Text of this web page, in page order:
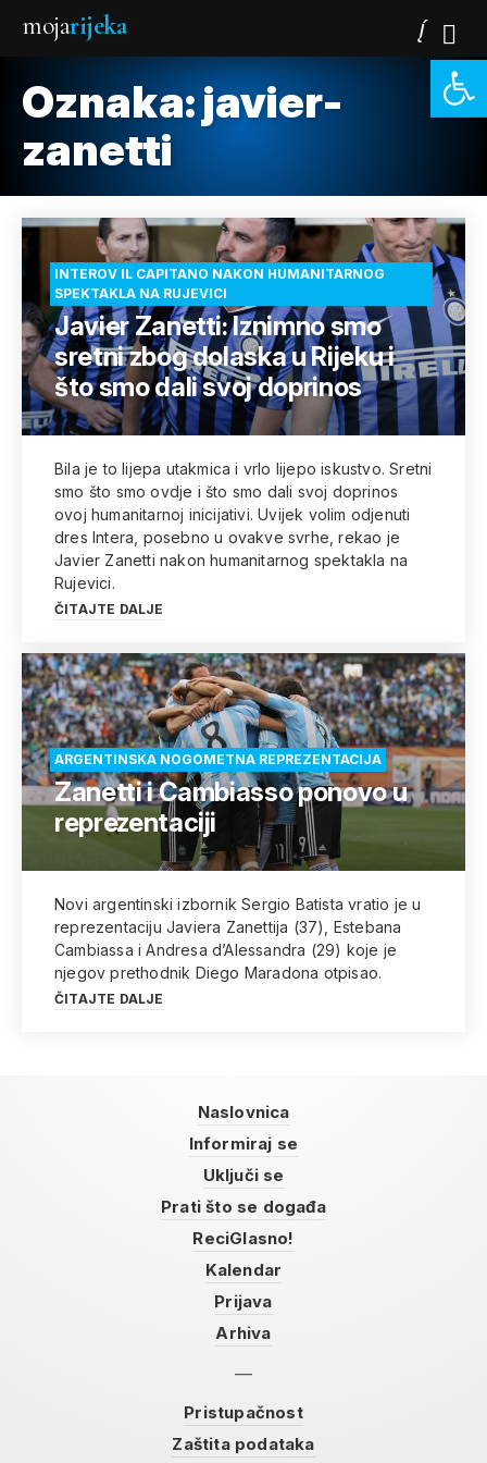
mojarijeka
Oznaka:javier-
zanetti
INTEROV IL CAPITANO NAKON HUMANITARNOG
SPEKTAKLA NA RUJEVICI
Javier Zanetti: Iznimno smo
sretni zbog dolaska u Rijeku i
što smo dali svoj doprinos
Bila je to lijepa utakmica i vrlo lijepo iskustvo. Sretni
smo što smo ovdje i što smo dali svoj doprinos
ovoj humanitarnoj inicijativi. Uvijek volim odjenuti
dres Intera, posebno u ovakve svrhe, rekao je
Javier Zanetti nakon humanitarnog spektakla na
Rujevici.
ČITAJTE DALJE
ARGENTINSKA NOGOMETNA REPREZENTACIJA
Zanetti i Cambiasso ponovo u
reprezentaciji
Novi argentinski izbornik Sergio Batista vratio je u
reprezentaciju Javiera Zanettija (37), Estebana
Cambiassa i Andresa d’Alessandra (29) koje je
njegov prethodnik Diego Maradona otpisao.
ČITAJTE DALJE
Naslovnica
Informiraj se
Uključi se
Prati što se događa
ReciGlasno!
Kalendar
Prijava
Arhiva
Pristupačnost
Zaštita podataka